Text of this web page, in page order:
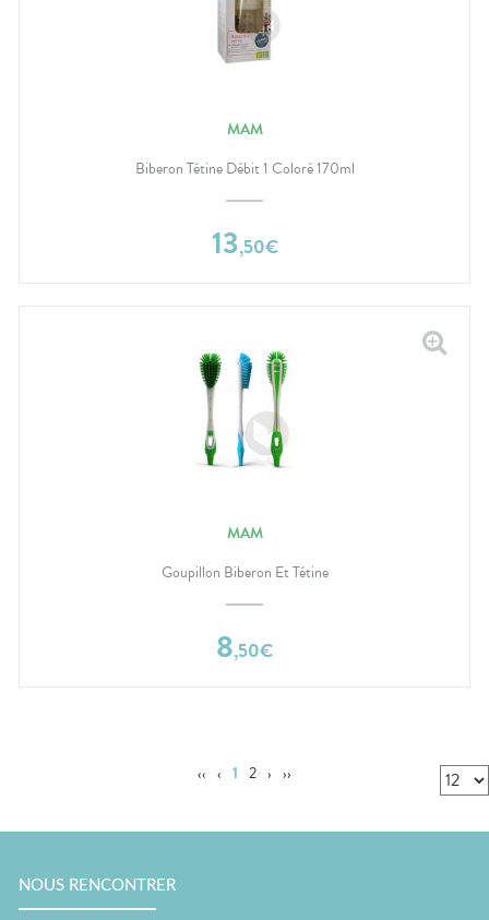
MAM
Biberon Tétine Débit 1 Coloré 170ml
13,50€
MAM
Goupillon Biberon Et Tétine
8,50€
‹‹ ‹ 1 2 › ››
NOUS RENCONTRER